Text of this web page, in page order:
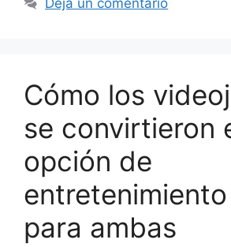
Deja un comentario
Cómo los
se convirtieron
opción de
para ambas